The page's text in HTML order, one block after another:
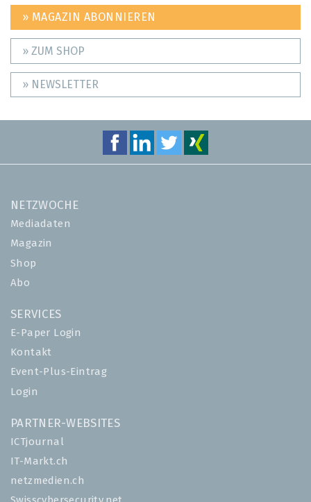
» MAGAZIN ABONNIEREN
» ZUM SHOP
» NEWSLETTER
NETZWOCHE
Mediadaten
Magazin
Shop
Abo
SERVICES
E-Paper Login
Kontakt
Event-Plus-Eintrag
Login
PARTNER-WEBSITES
ICTjournal
IT-Markt.ch
netzmedien.ch